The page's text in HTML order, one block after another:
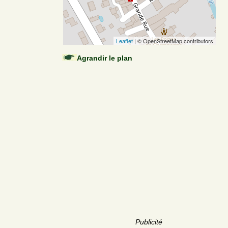
Leaflet | © OpenStreetMap contributors
Agrandir le plan
Publicité